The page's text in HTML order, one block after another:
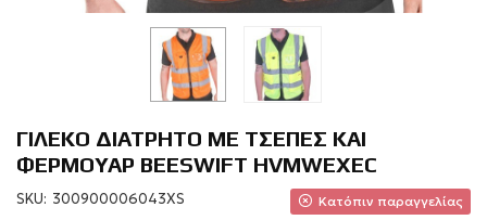
ΓΙΛΕΚΟ ΔΙΑΤΡΗΤΟ ΜΕ ΤΣΕΠΕΣ ΚΑΙ
ΦΕΡΜΟΥΑΡ BEESWIFT HVMWEXEC
SKU: 300900006043XS Κατόπιν παραγγελίας